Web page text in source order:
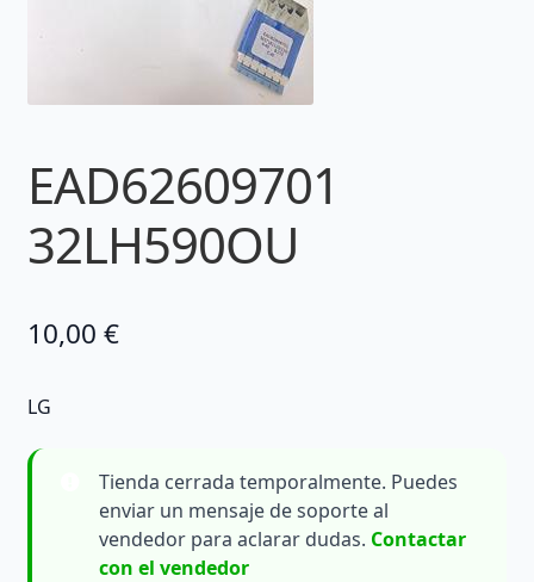
EAD62609701
32LH590OU
10,00 €
LG
Tienda cerrada temporalmente. Puedes
enviar un mensaje de soporte al
vendedor para aclarar dudas. Contactar
con el vendedor